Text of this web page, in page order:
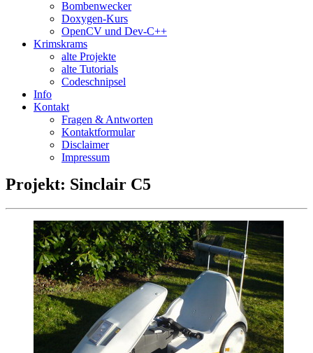
Bombenwecker
Doxygen-Kurs
OpenCV und Dev-C++
Krimskrams
alte Projekte
alte Tutorials
Codeschnipsel
Info
Kontakt
Fragen & Antworten
Kontaktformular
Disclaimer
Impressum
Projekt: Sinclair C5